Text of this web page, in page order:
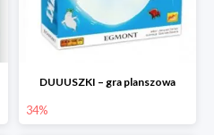
DUUUSZKI – gra planszowa
34%